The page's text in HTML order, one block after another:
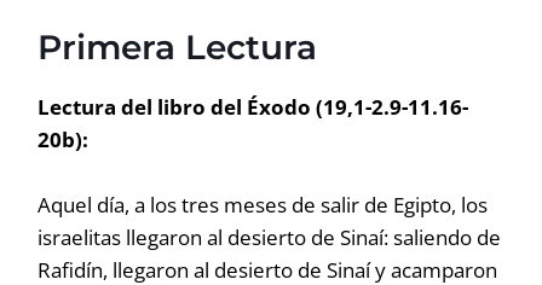
Primera Lectura
Lectura del libro del Éxodo (19,1-2.9-11.16-
20b):
Aquel día, a los tres meses de salir de Egipto, los
israelitas llegaron al desierto de Sinaí: saliendo de
Rafidín, llegaron al desierto de Sinaí y acamparon